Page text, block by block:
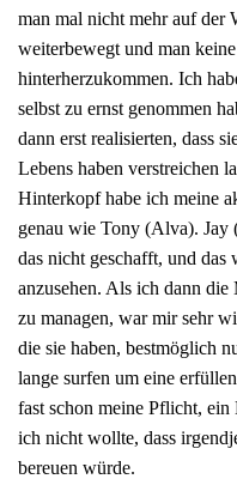
man mal nicht mehr auf der
weiterbewegt und man
hinterherzukommen. Ich
selbst zu ernst genommen
dann erst realisierten, dass
Lebens haben verstreichen
Hinterkopf habe ich meine
genau wie Tony (Alva). Jay
das nicht geschafft, und
anzusehen. Als ich dann
zu managen, war mir sehr
die sie haben, bestmöglich
lange surfen um eine
fast schon meine Pflicht,
ich nicht wollte, dass
bereuen würde.